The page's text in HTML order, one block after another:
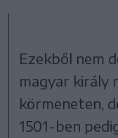
Ezekből nem
magyar király
körmeneten,
1501-ben